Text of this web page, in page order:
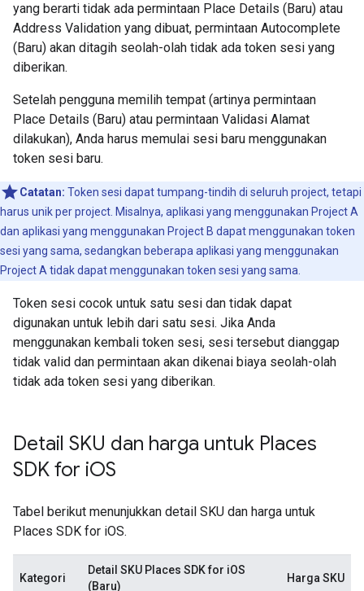
yang berarti tidak ada permintaan Place Details (Baru) atau
Address Validation yang dibuat, permintaan Autocomplete
(Baru) akan ditagih seolah-olah tidak ada token sesi yang
diberikan.
Setelah pengguna memilih tempat (artinya permintaan
Place Details (Baru) atau permintaan Validasi Alamat
dilakukan), Anda harus memulai sesi baru menggunakan
token sesi baru.
Catatan: Token sesi dapat tumpang-tindih di seluruh project, tetapi
harus unik per project. Misalnya, aplikasi yang menggunakan Project A
dan aplikasi yang menggunakan Project B dapat menggunakan token
sesi yang sama, sedangkan beberapa aplikasi yang menggunakan
Project A tidak dapat menggunakan token sesi yang sama.
Token sesi cocok untuk satu sesi dan tidak dapat
digunakan untuk lebih dari satu sesi. Jika Anda
menggunakan kembali token sesi, sesi tersebut dianggap
tidak valid dan permintaan akan dikenai biaya seolah-olah
tidak ada token sesi yang diberikan.
Detail SKU dan harga untuk Places
SDK for iOS
Tabel berikut menunjukkan detail SKU dan harga untuk
Places SDK for iOS.
Kategori
Detail SKU Places SDK for iOS
(Baru)
Harga SKU